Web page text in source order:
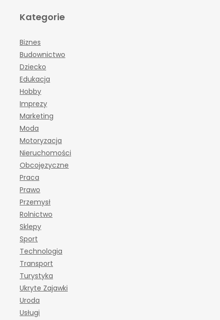
Kategorie
Biznes
Budownictwo
Dziecko
Edukacja
Hobby
Imprezy
Marketing
Moda
Motoryzacja
Nieruchomości
Obcojęzyczne
Praca
Prawo
Przemysł
Rolnictwo
Sklepy
Sport
Technologia
Transport
Turystyka
Ukryte Zajawki
Uroda
Usługi